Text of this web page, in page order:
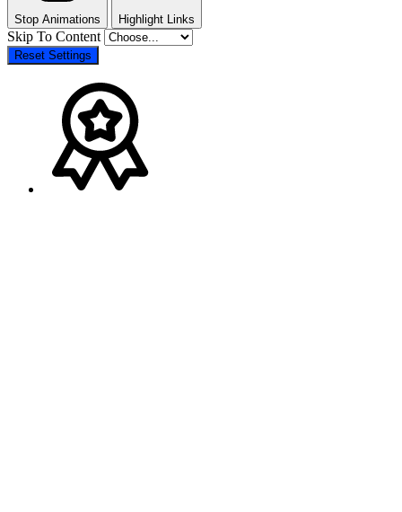
Stop Animations Highlight Links
Skip To Content
Reset Settings